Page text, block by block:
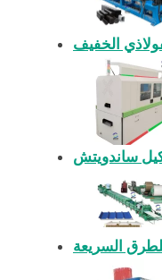
الخفيف
السريعة